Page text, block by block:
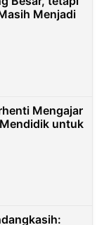
Menjadi
Mengajar
untuk